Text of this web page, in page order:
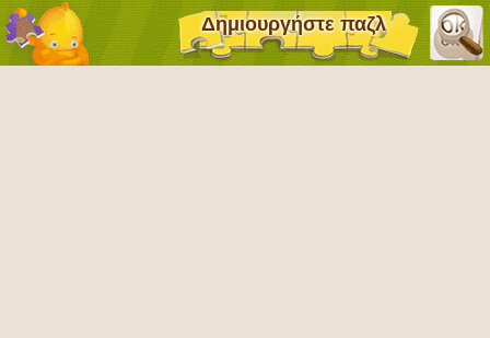
Δημιουργήστε παζλ